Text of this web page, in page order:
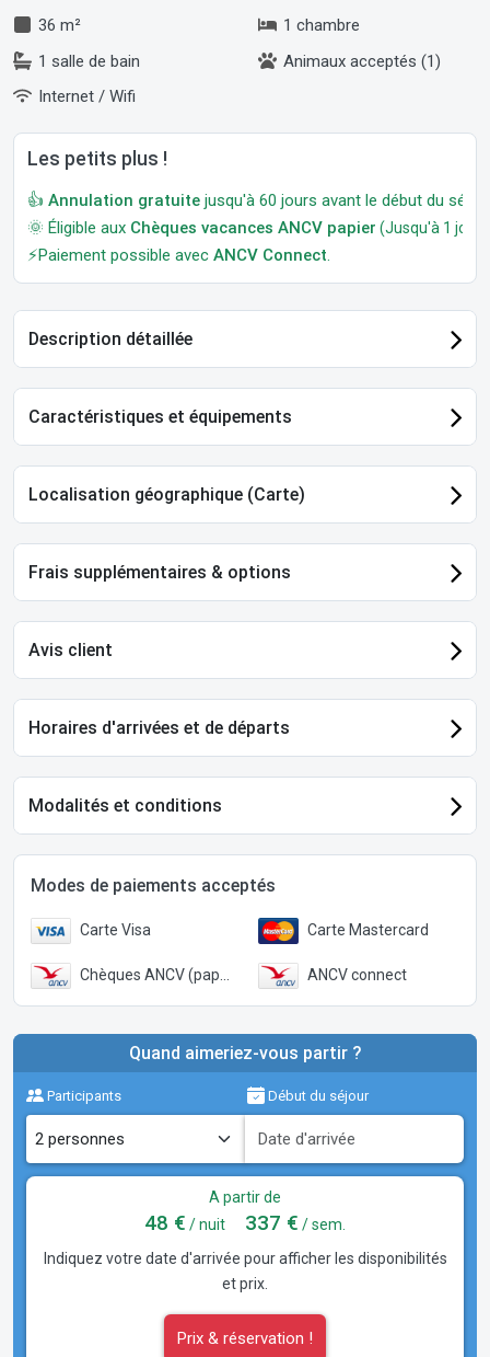
36 m²
1 chambre
1 salle de bain
Animaux acceptés (1)
Internet / Wifi
Les petits plus !
👍 Annulation gratuite jusqu'à 60 jours avant le début du
🌞 Éligible aux Chèques vacances ANCV papier (Jusqu'à 1 jour
⚡Paiement possible avec ANCV Connect.
Description détaillée
Caractéristiques et équipements
Localisation géographique (Carte)
Frais supplémentaires & options
Avis client
Horaires d'arrivées et de départs
Modalités et conditions
Modes de paiements acceptés
Carte Visa Carte Mastercard
Chèques ANCV (papier) ANCV connect
Quand aimeriez-vous partir ?
Participants Début du séjour
A partir de
48 € / nuit 337 € / sem.
Indiquez votre date d'arrivée pour afficher les disponibilités
et prix.
Prix & réservation !